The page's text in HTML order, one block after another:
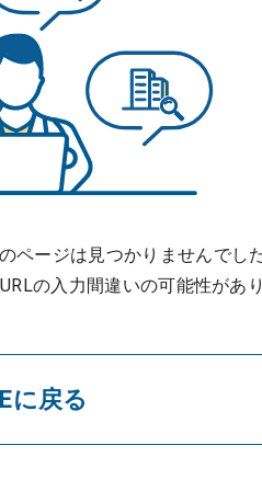
ページは見つかりませんでした
の入力間違いの可能性があり
に戻る